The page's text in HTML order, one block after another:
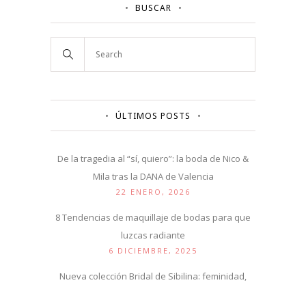
BUSCAR
ÚLTIMOS POSTS
De la tragedia al “sí, quiero”: la boda de Nico &
Mila tras la DANA de Valencia
22 ENERO, 2026
8 Tendencias de maquillaje de bodas para que
luzcas radiante
6 DICIEMBRE, 2025
Nueva colección Bridal de Sibilina: feminidad,